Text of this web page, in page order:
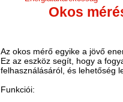
Okos
Az okos mérő egyike a jövő
Ez az eszköz segít, hogy a
felhasználásáról, és lehetőség
Funkciói: